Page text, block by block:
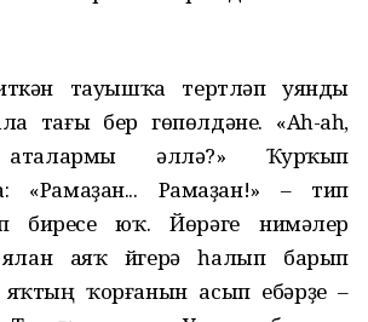
тауышҡа тертләп уянды
тағы бер гөпөлдәне. «Аһ-аһ,
әллә?» Ҡурҡып
«Рамаҙан... Рамаҙан!» – тип
биреүсе юҡ. Йөрәге нимәлер
аяҡ йүгерә һалып барып
ҡорғанын асып ебәрҙе –